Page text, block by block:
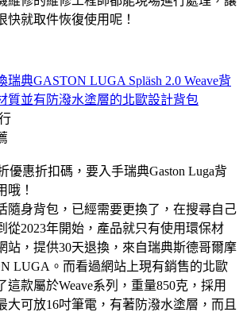
快就取件恢復使用呢！
瑞典GASTON LUGA Spläsh 2.0 Weave背
質並有防潑水塗層的北歐設計背包
優惠折扣碼，要入手瑞典Gaston Luga背
哦！
隨身背包，已經需要更換了，在搜尋自己
從2023年開始，產品就只有使用環保材
站，提供30天退換，來自瑞典斯德哥爾摩
LUGA。而看過網站上現有銷售的北歐
這款屬於Weave系列，重量850克，採用
大可放16吋筆電，有著防潑水塗層，而且